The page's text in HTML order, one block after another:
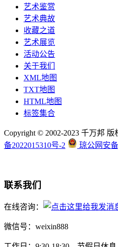
艺术鉴赏
艺术典故
收藏之道
艺术展览
活动公告
关于我们
XML地图
TXT地图
HTML地图
标签集合
Copyright © 2002-2023 千万邦
备2022015310号-2
琼公网安
联系我们
在线咨询：
微信号：weixin888